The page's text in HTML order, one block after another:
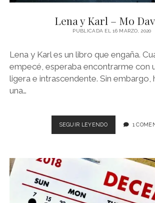
BOOKTAG
LITERATURA INFANTIL Y
NOVEDADES DEL MES
Lena y Karl – Mo
PUBLICADA EL 16 MARZO, 2020
Lena y Karl es un libro que engaña.
empecé, esperaba encontrarme con
ligera e intrascendente. Sin embargo,
una…
SEGUIR LEYENDOLENA
Y
DAVIAU
1